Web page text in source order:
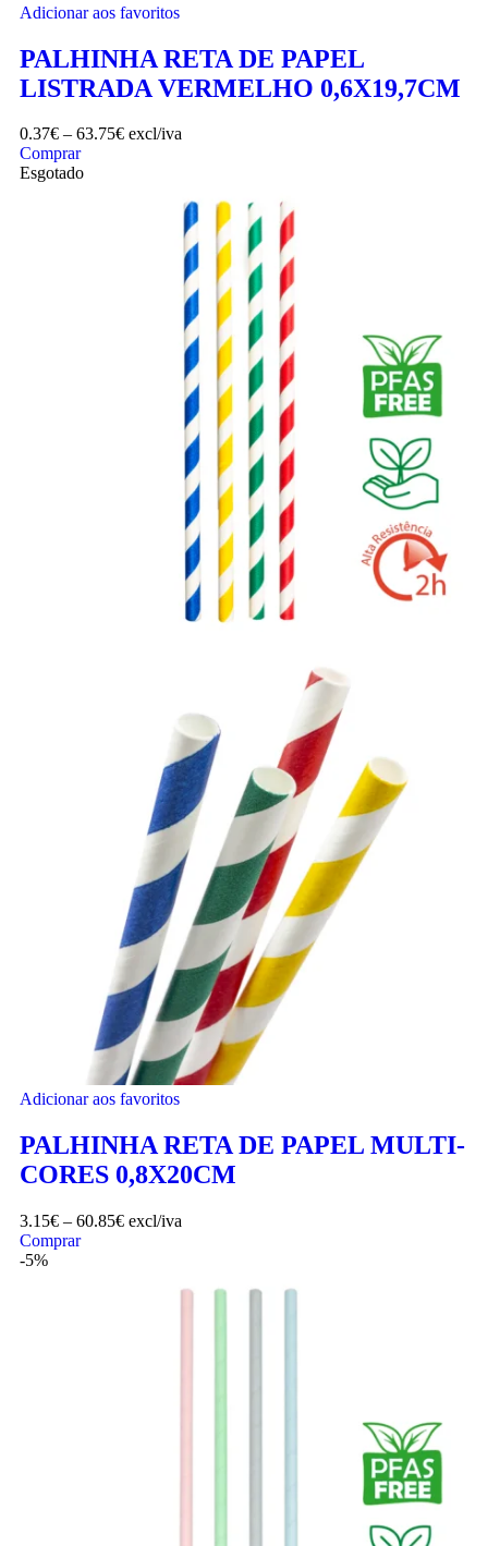
Adicionar aos favoritos
PALHINHA RETA DE PAPEL
LISTRADA VERMELHO 0,6X19,7CM
0.37€ – 63.75€ excl/iva
Comprar
Esgotado
Adicionar aos favoritos
PALHINHA RETA DE PAPEL MULTI-
CORES 0,8X20CM
3.15€ – 60.85€ excl/iva
Comprar
-5%